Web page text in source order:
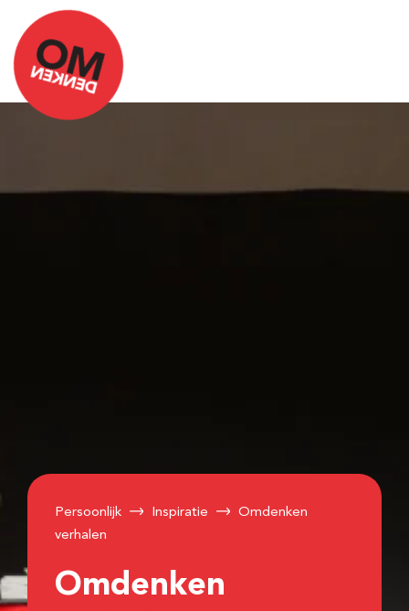
Persoonlijk Inspiratie
Omdenken
verhalen
Omdenken